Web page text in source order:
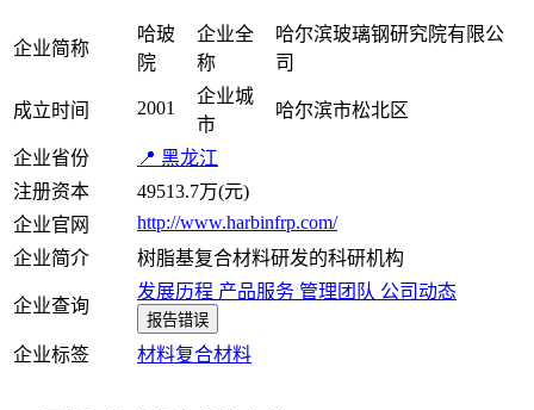
企业简称
哈玻
院
企业全
称
哈尔滨玻璃钢研究院有限公
司
成立时间 2001
企业城
市
哈尔滨市松北区
企业省份
📍 黑龙江
注册资本
49513.7万(元)
企业官网
http://www.harbinfrp.com/
企业简介
树脂基复合材料研发的科研机构
企业查询
发展历程 产品服务 管理团队 公司动态
报告错误
企业标签 材料复合材料